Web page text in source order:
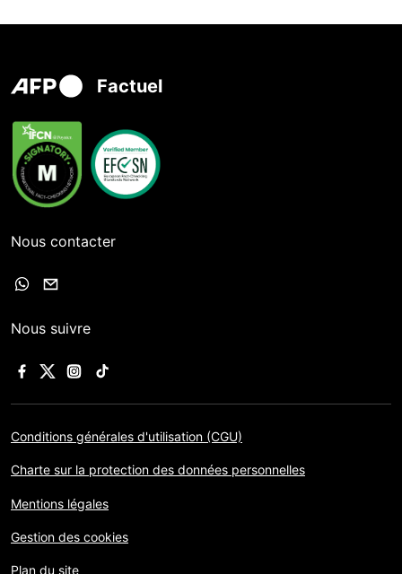
Factuel
Nous contacter
Nous suivre
Conditions générales d'utilisation (CGU)
Charte sur la protection des données personnelles
Mentions légales
Gestion des cookies
Plan du site